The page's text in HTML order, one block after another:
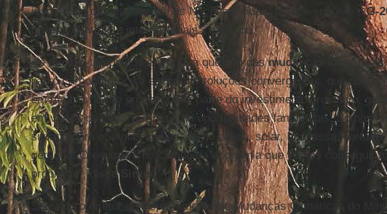
isso é algo que transcende as Nações Unidas, porque envolve oG-
bancos centrais e internacionais”, explicou.
Ao mesmo tempo que enfrenta a questão dasmudanças climáticas
baixo carbono precisa encontrar soluções convergentes, que
em massa. “Esse processo faz parte do investimento produtivo,
em vários países. No Brasil, há oportunidades fantásticas. Somos
situado para energias limpas, como eólica, solar, biomassa, o etanol
geração. Creio que é no campo da economia que vamos conseguir
problema”, disse Sirkis
Segundo o diretor do Departamento de Mudanças Climáticas do